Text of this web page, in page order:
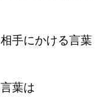
相手にかける言葉
言葉は